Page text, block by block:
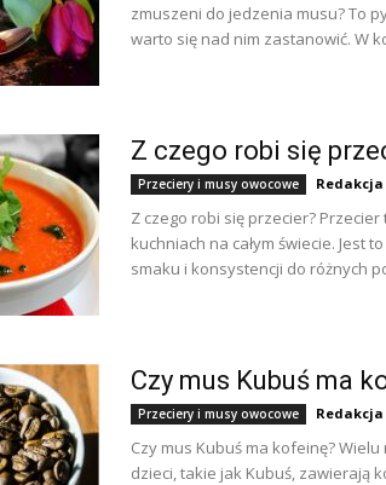
zmuszeni do jedzenia musu? To
warto się nad nim zastanowić. W
Z czego robi się
Przeciery i musy owocowe Redakcja
Z czego robi się przecier?
kuchniach na całym świecie. Jest
smaku i konsystencji do różnych
Czy mus Kubuś ma
Przeciery i musy owocowe Redakcja
Czy mus Kubuś ma kofeinę?
dzieci, takie jak Kubuś, zawierają